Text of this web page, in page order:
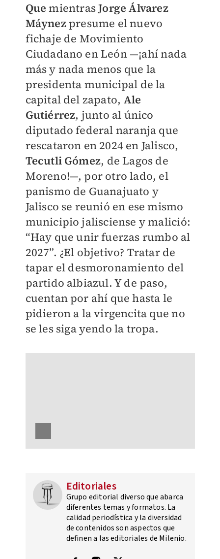
QuemientrasJorge Álvarez
Máynezpresume el nuevo
fichaje de Movimiento
Ciudadano en León —¡ahí nada
más y nada menos que la
presidenta municipal de la
capital del zapato, Ale
Gutiérrez, junto al único
diputado federal naranja que
rescataron en 2024 en Jalisco,
Tecutli Gómez, de Lagos de
Moreno!—, por otro lado, el
panismo de Guanajuato y
Jalisco se reunió en ese mismo
municipio jalisciense y malició:
“Hay que unir fuerzas rumbo al
2027”. ¿El objetivo? Tratar de
tapar el desmoronamiento del
partido albiazul. Y de paso,
cuentan por ahí que hasta le
pidieron a la virgencita que no
se les siga yendo la tropa.
Editoriales
Grupo editorial diverso que abarca
diferentes temas y formatos. La
calidad periodística y la diversidad
de contenidos son aspectos que
definen a las editoriales de Milenio.